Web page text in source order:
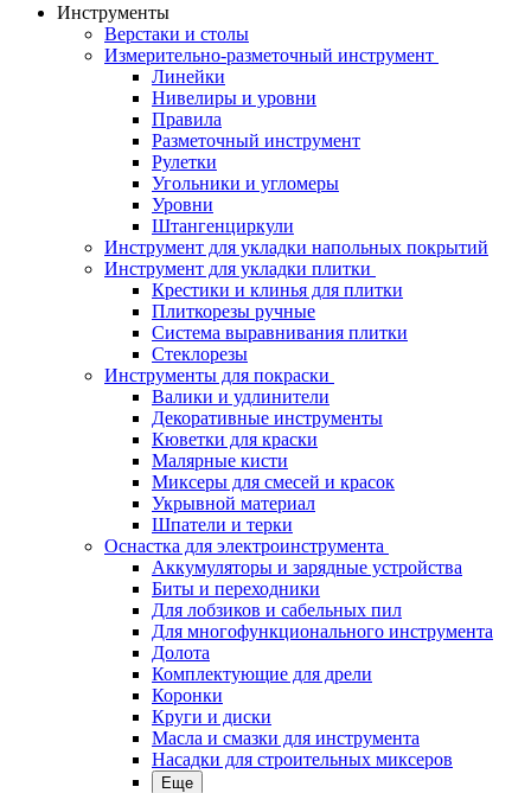
Инструменты
Верстаки и столы
Измерительно-разметочный инструмент
Линейки
Нивелиры и уровни
Правила
Разметочный инструмент
Рулетки
Угольники и угломеры
Уровни
Штангенциркули
Инструмент для укладки напольных покрытий
Инструмент для укладки плитки
Крестики и клинья для плитки
Плиткорезы ручные
Система выравнивания плитки
Стеклорезы
Инструменты для покраски
Валики и удлинители
Декоративные инструменты
Кюветки для краски
Малярные кисти
Миксеры для смесей и красок
Укрывной материал
Шпатели и терки
Оснастка для электроинструмента
Аккумуляторы и зарядные устройства
Биты и переходники
Для лобзиков и сабельных пил
Для многофункционального инструмента
Долота
Комплектующие для дрели
Коронки
Круги и диски
Масла и смазки для инструмента
Насадки для строительных миксеров
Еще